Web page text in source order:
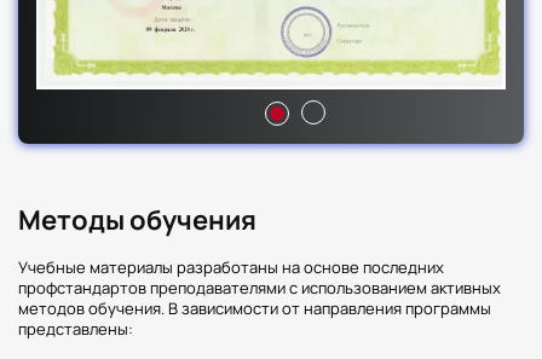
Методы обучения
Учебные материалы разработаны на основе последних
профстандартов преподавателями с использованием активных
методов обучения. В зависимости от направления программы
представлены: